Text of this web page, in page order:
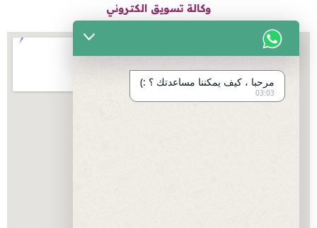
وكالة تسويق الكتروني
مرحبا ، كيف يمكننا مساعدتك ؟ :)
03:03